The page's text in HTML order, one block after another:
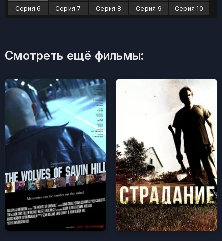
Серия 6 Серия 7 Серия 8 Серия 9 Серия 10
Смотреть ещё фильмы: